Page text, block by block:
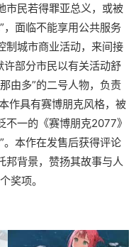
市民若得罪亚总义，或被
，面临不能享用公共服务
制城市商业活动，来间接
许部分市民以有关活动舒
由多”的二号人物，负责
作具有赛博朋克风格，被
一的《赛博朋克2077》
。本作在发售后获得评论
邦背景，赞扬其故事与人
奖项。